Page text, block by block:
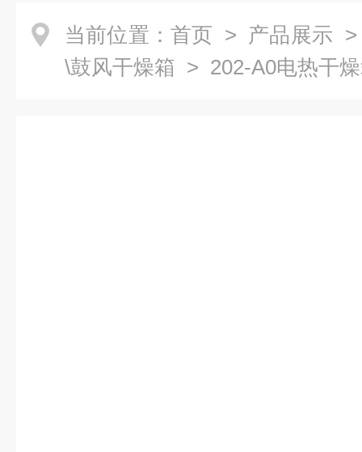
当前位置： 首页 > 产品展示
\鼓风干燥箱 > 202-A0电热干